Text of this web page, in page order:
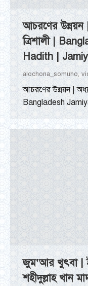
আচরণের উন্নয়ন
ত্রিশালী |
Hadith |
alochona_somuho,
আচরণের উন্নয়ন |
Bangladesh
জুম’আর খুৎবা |
শহীদুল্লাহ খান